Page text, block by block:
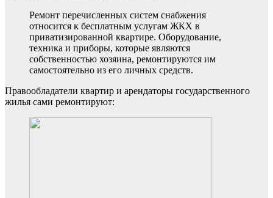
Ремонт перечисленных систем снабжения
относится к бесплатным услугам ЖКХ в
приватизированной квартире. Оборудование,
техника и приборы, которые являются
собственностью хозяина, ремонтируются им
самостоятельно из его личных средств.
Правообладатели квартир и арендаторы государственного
жилья сами ремонтируют: